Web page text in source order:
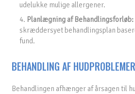
udelukke mulige allergener.
4. Planlægning af Behandlingsforløb:
skræddersyet behandlingsplan
fund.
BEHANDLING AF
Behandlingen afhænger af årsagen til